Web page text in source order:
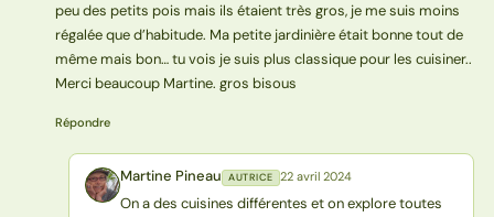
peu des petits pois mais ils étaient très gros, je me suis moins
régalée que d’habitude. Ma petite jardinière était bonne tout de
même mais bon… tu vois je suis plus classique pour les cuisiner..
Merci beaucoup Martine. gros bisous
Répondre
MP Martine Pineau AUTRICE 22 avril 2024
On a des cuisines différentes et on explore toutes